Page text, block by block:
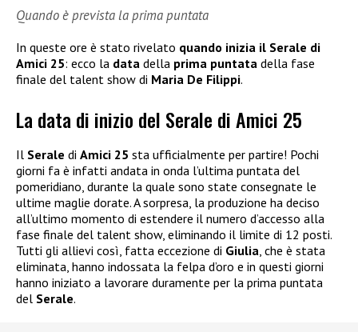
Quando è prevista la prima puntata
In queste ore è stato rivelato quando inizia il Serale di
Amici 25: ecco la data della prima puntata della fase
finale del talent show di Maria De Filippi.
La data di inizio del Serale di Amici 25
Il Serale di Amici 25 sta ufficialmente per partire! Pochi
giorni fa è infatti andata in onda l’ultima puntata del
pomeridiano, durante la quale sono state consegnate le
ultime maglie dorate. A sorpresa, la produzione ha deciso
all’ultimo momento di estendere il numero d’accesso alla
fase finale del talent show, eliminando il limite di 12 posti.
Tutti gli allievi così, fatta eccezione di Giulia , che è stata
eliminata, hanno indossata la felpa d’oro e in questi giorni
hanno iniziato a lavorare duramente per la prima puntata
del Serale.